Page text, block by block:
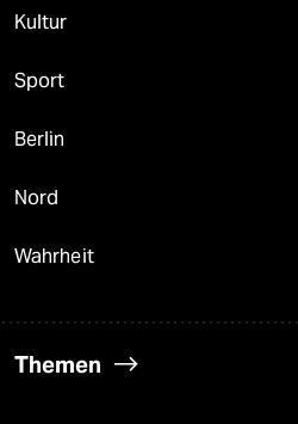
Kultur
Sport
Berlin
Nord
Wahrheit
Themen